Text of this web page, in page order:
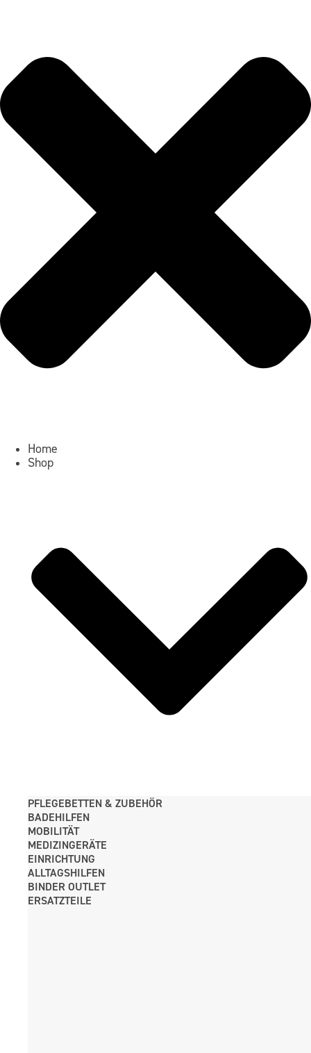
Home
Shop
PFLEGE­BETTEN & ZUBEHÖR
BADEHILFEN
MOBILITÄT
MEDIZINGERÄTE
EINRICHTUNG
ALLTAGS­HILFEN
BINDER OUTLET
ERSATZTEILE